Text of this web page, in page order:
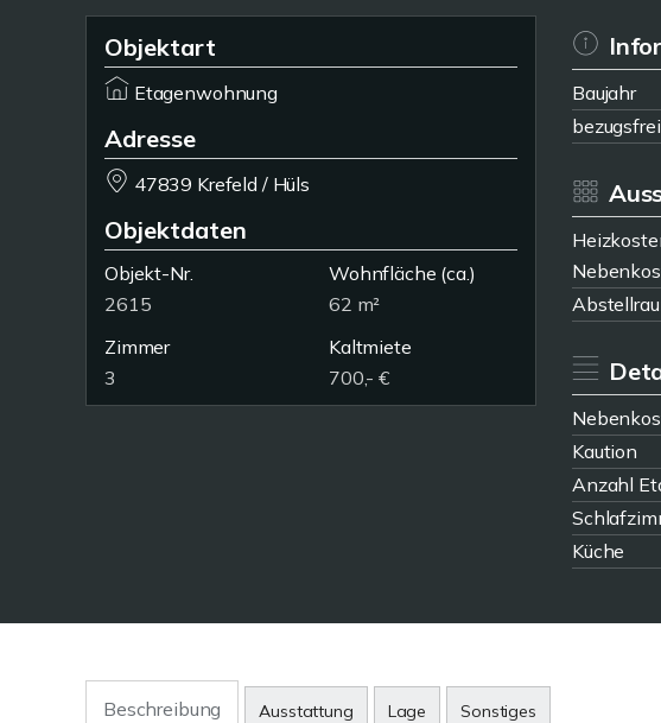
Objektart
Etagenwohnung
Adresse
47839 Krefeld / Hüls
Objektdaten
Objekt-Nr.
2615
Wohnfläche (ca.)
62 m²
Zimmer
3
Kaltmiete
700,- €
Baujahr
Kaution
Anzahl
Küche
Beschreibung Ausstattung Lage Sonstiges